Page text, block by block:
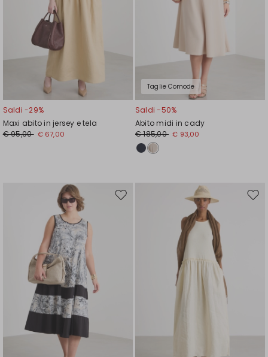
Saldi -29%
Maxi abito in jersey e tela
€ 95,00 € 67,00
Taglie Comode
Saldi -50%
Abito midi in cady
€ 185,00 € 93,00
Sposta